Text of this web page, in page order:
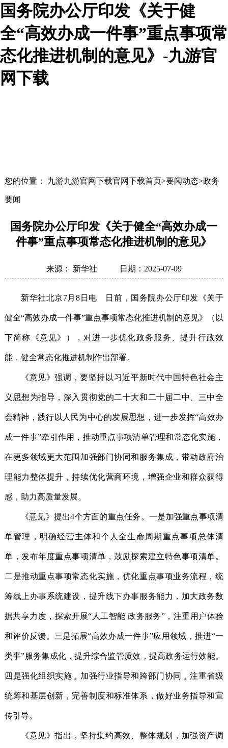
国务院办公厅印发《关于健
全“高效办成一件事”重点事项常
态化推进机制的意见》-九游官
网下载
您的位置： 九游九游官网下载官网下载首页>要闻动态>政务
要闻
国务院办公厅印发《关于健全“高效办成一
件事”重点事项常态化推进机制的意见》
来源： 新华社 日期：2025-07-09
新华社北京7月8日电 日前，国务院办公厅印发《关于
健全“高效办成一件事”重点事项常态化推进机制的意见》（以
下简称《意见》），对进一步优化政务服务、提升行政效
能，健全常态化推进机制作出部署。
《意见》强调，要坚持以习近平新时代中国特色社会主
义思想为指导，深入贯彻党的二十大和二十届二中、三中全
会精神，践行以人民为中心的发展思想，进一步发挥“高效办
成一件事”牵引作用，推动重点事项清单管理和常态化实施，
在更多领域更大范围加强部门协同和服务集成，带动政府治
理能力整体提升，持续优化营商环境，增强企业和群众获得
感，助力高质量发展。
《意见》提出4个方面的重点任务。一是加强重点事项清
单管理，明确经营主体和个人全生命周期重点事项总体清
单，发布年度重点事项清单，鼓励探索建立特色事项清单。
二是推动重点事项常态化实施，优化重点事项业务流程，统
筹线上办事系统建设，提升线下办事服务能力，加大政务数
据共享力度，探索开展“人工智能 政务服务”，注重用户体验
和评价反馈。三是拓展“高效办成一件事”应用领域，推进“一
类事”服务集成化，提升综合监管质效，提高政务运行效能。
四是强化组织实施，加强行业指导和跨部门协同，注重省级
统筹和基层创新，完善制度和标准体系，做好业务指导和宣
传引导。
《意见》指出，坚持集约高效、整体规划，加强资产调